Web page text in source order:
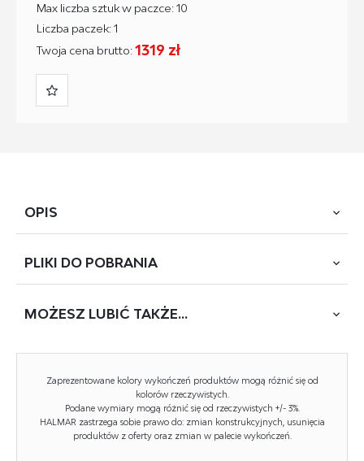
Twoja cena brutto:1319 zł
Max liczba sztuk w paczce: 10
Liczba paczek: 1
OPIS
długość zestawu: 240 cm, podnośniki gazowe, grubość
blat - dąb craft
Rodzaj: zestaw kuchenny
Styl wykonania: nowoczesny, loft
Korpus kolor: dąb craft
PLIKI DO POBRANIA
DARIA
Zaprezentowane kolory wykończeń produktów mogą różnić się od
kolorów rzeczywistych.
Podane wymiary mogą różnić się od rzeczywistych +/- 3%.
HALMAR zastrzega sobie prawo do: zmian konstrukcyjnych, usunięcia
produktów z oferty oraz zmian w palecie wykończeń.
MOŻESZ LUBIĆ TAKŻE...